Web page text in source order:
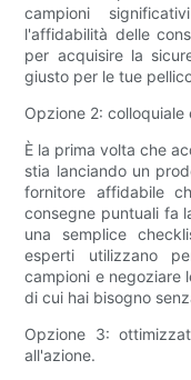
campioni
l'affidabilità delle
per acquisire la
giusto per le tue
Opzione 2: colloquiale
È la prima volta che
stia lanciando un
fornitore affidabile
consegne puntuali fa
una semplice
esperti utilizzano
campioni e negoziare
di cui hai bisogno
Opzione 3:
all'azione.